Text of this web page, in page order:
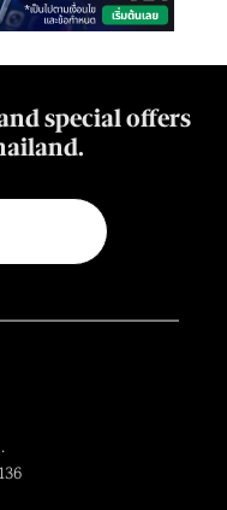
special offers